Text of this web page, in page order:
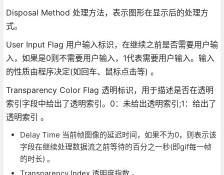
Disposal Method 处理方法，表示图形在显示后的处理方
式。
User Input Flag 用户输入标识，在继续之前是否需要用户输
入，如果是0则不需要用户输入，1代表需要用户输入。输入
的性质由程序决定(如回车、鼠标点击等) 。
Transparency Color Flag 透明标识，用于描述是否在透明
索引字段中给出了透明索引。0：未给出透明索引;1：给出了
透明索引 。
Delay Time 当前帧图像的延迟时间，如果不为0，则表示该
字段在继续处理数据流之前等待的百分之一秒(即gif每一帧
的时长) 。